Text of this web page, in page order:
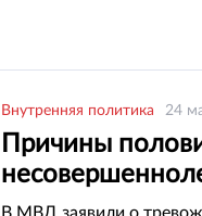
Внутренняя политика 24
Причины
В МВД заявили о